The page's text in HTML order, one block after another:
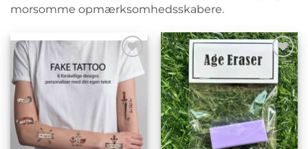
morsomme opmærksomhedsskabere.
Tilføj til
ønskeliste
Tilføj til
ønskeliste